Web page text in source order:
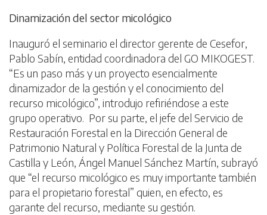
Dinamización del sector micológico
Inauguró el seminario el director gerente de Cesefor,
Pablo Sabín, entidad coordinadora del GO MIKOGEST.
“Es un paso más y un proyecto esencialmente
dinamizador de la gestión y el conocimiento del
recurso micológico”, introdujo refiriéndose a este
grupo operativo. Por su parte, el jefe del Servicio de
Restauración Forestal en la Dirección General de
Patrimonio Natural y Política Forestal de la Junta de
Castilla y León, Ángel Manuel Sánchez Martín, subrayó
que “el recurso micológico es muy importante también
para el propietario forestal” quien, en efecto, es
garante del recurso, mediante su gestión.